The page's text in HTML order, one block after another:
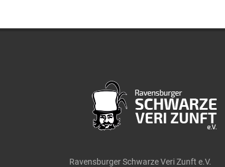
Ravensburger Schwarze Veri Zunft e.V.